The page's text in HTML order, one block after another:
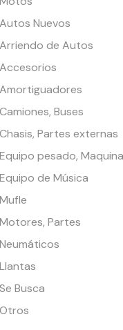
Nuevos
de Autos
Buses
Partes externas
pesado,
de Música
Partes
Busca